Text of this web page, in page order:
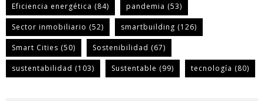
Eficiencia energética (84) pandemia (53)
Sector inmobiliario (52) smartbuilding (126)
Smart Cities (50) Sostenibilidad (67)
sustentabilidad (103) Sustentable (99) tecnología (80)